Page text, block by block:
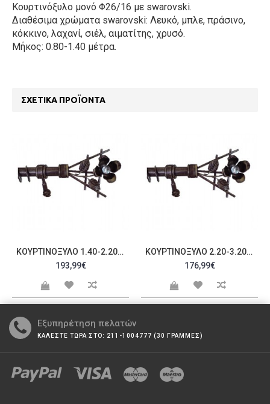
Κουρτινόξυλο μονό Φ26/16 με swarovski.
Διαθέσιμα χρώματα swarovski: Λευκό, μπλε, πράσινο,
κόκκινο, λαχανί, σιέλ, αιματίτης, χρυσό.
Μήκος: 0.80-1.40 μέτρα.
ΣΧΕΤΙΚΆ ΠΡΟΪΌΝΤΑ
ΚΟΥΡΤΙΝΌΞΥΛΟ 1.40-2.20M ΜΟΝΌ C23350
193,99€
ΚΟΥΡΤΙΝΌΞΥΛΟ 2.20-3.20M ΜΟΝΌ C23351
176,99€
Εξυπηρέτηση πελατών
ΚΑΛΕΣΤΕ ΤΩΡΑ ΣΤΟ: 211-1004777 (30 ΓΡΑΜΜΕΣ)